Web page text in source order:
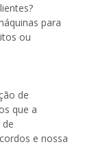
para
ou
de
que a
e nossa